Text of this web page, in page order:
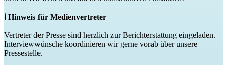
ℹ️ Hinweis für Medienvertreter
Vertreter der Presse sind herzlich zur Berichterstattung eingeladen.
Interviewwünsche koordinieren wir gerne vorab über unsere
Pressestelle.